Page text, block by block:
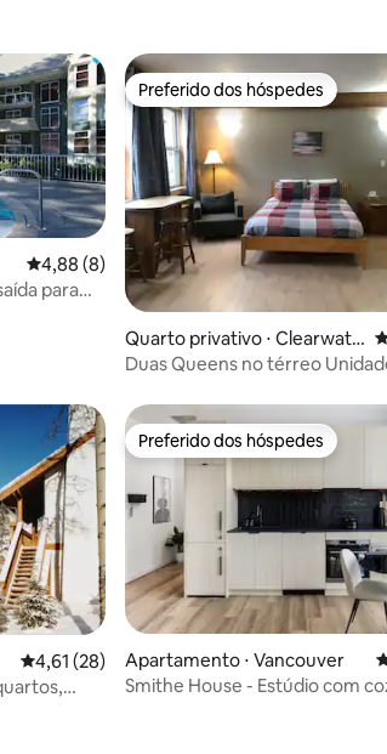
4,88 de uma avaliação média de 5, 8
4,88 (8)
para
Preferido dos hóspedes
Preferido dos hóspedes
Quarto privativo ⋅ Clearwate
r
Duas Queens no térreo
4,61 de uma avaliação média de 5, 28
4,61 (28)
Preferido dos hóspedes
Preferido dos hóspedes
Apartamento ⋅ Vancouver
Smithe House - Estúdio com